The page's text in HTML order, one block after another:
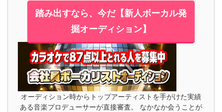
踏み出すなら、今だ【新人ボーカル発
掘オーディション】
オーディション時からトップアーティストを手がけた実績
ある音楽プロデューサーが直接審査。 なかなか会うことが